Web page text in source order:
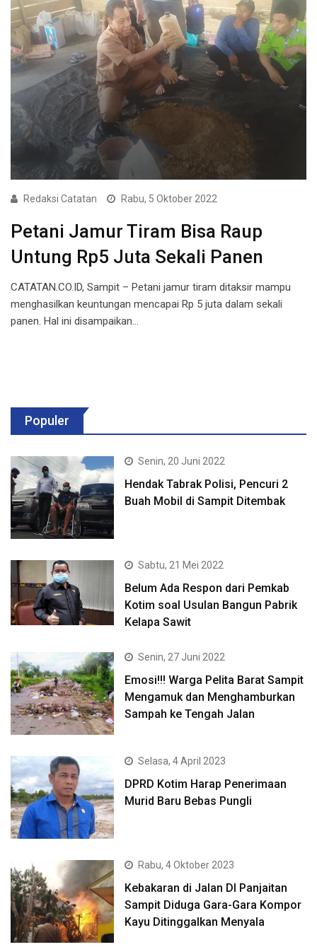
Redaksi Catatan Rabu, 5 Oktober 2022
Petani Jamur Tiram Bisa Raup
Untung Rp5 Juta Sekali Panen
CATATAN.CO.ID, Sampit – Petani jamur tiram ditaksir mampu
menghasilkan keuntungan mencapai Rp 5 juta dalam sekali
panen. Hal ini disampaikan…
Populer
Senin, 20 Juni 2022
Hendak Tabrak Polisi, Pencuri 2
Buah Mobil di Sampit Ditembak
Sabtu, 21 Mei 2022
Belum Ada Respon dari Pemkab
Kotim soal Usulan Bangun Pabrik
Kelapa Sawit
Senin, 27 Juni 2022
Emosi!!! Warga Pelita Barat Sampit
Mengamuk dan Menghamburkan
Sampah ke Tengah Jalan
Selasa, 4 April 2023
DPRD Kotim Harap Penerimaan
Murid Baru Bebas Pungli
Rabu, 4 Oktober 2023
Kebakaran di Jalan DI Panjaitan
Sampit Diduga Gara-Gara Kompor
Kayu Ditinggalkan Menyala